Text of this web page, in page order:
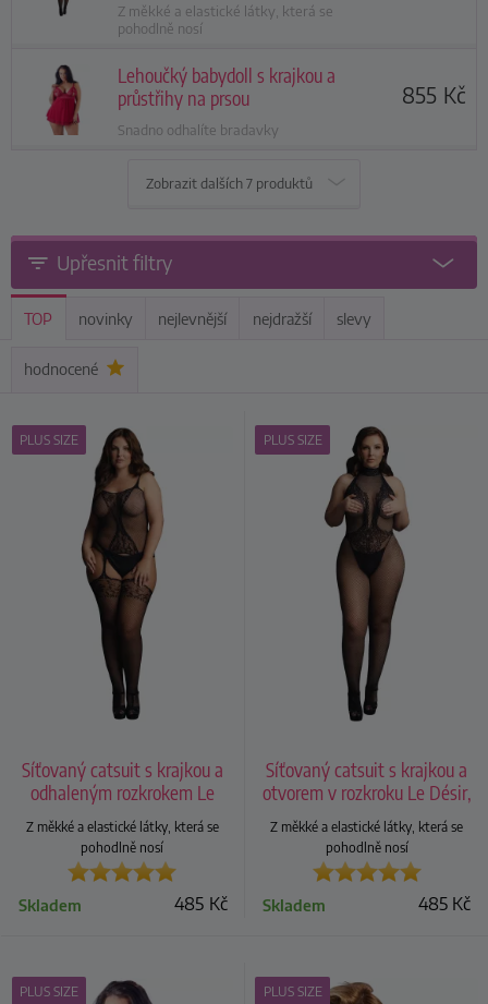
Z měkké a elastické látky, která se
pohodlně nosí
Lehoučký babydoll s krajkou a
průstřihy na prsou
Snadno odhalíte bradavky
855 Kč
Zobrazit dalších7 produktů
Upřesnit filtry
TOP novinky nejlevnější nejdražší slevy
hodnocené
PLUS SIZE
Síťovaný catsuit s krajkou a
odhaleným rozkrokem Le
Désir, plus size
Z měkké a elastické látky, která se
pohodlně nosí
485 Kč
Skladem
PLUS SIZE
Síťovaný catsuit s krajkou a
otvorem v rozkroku Le Désir,
plus size
Z měkké a elastické látky, která se
pohodlně nosí
485 Kč
Skladem
PLUS SIZE PLUS SIZE